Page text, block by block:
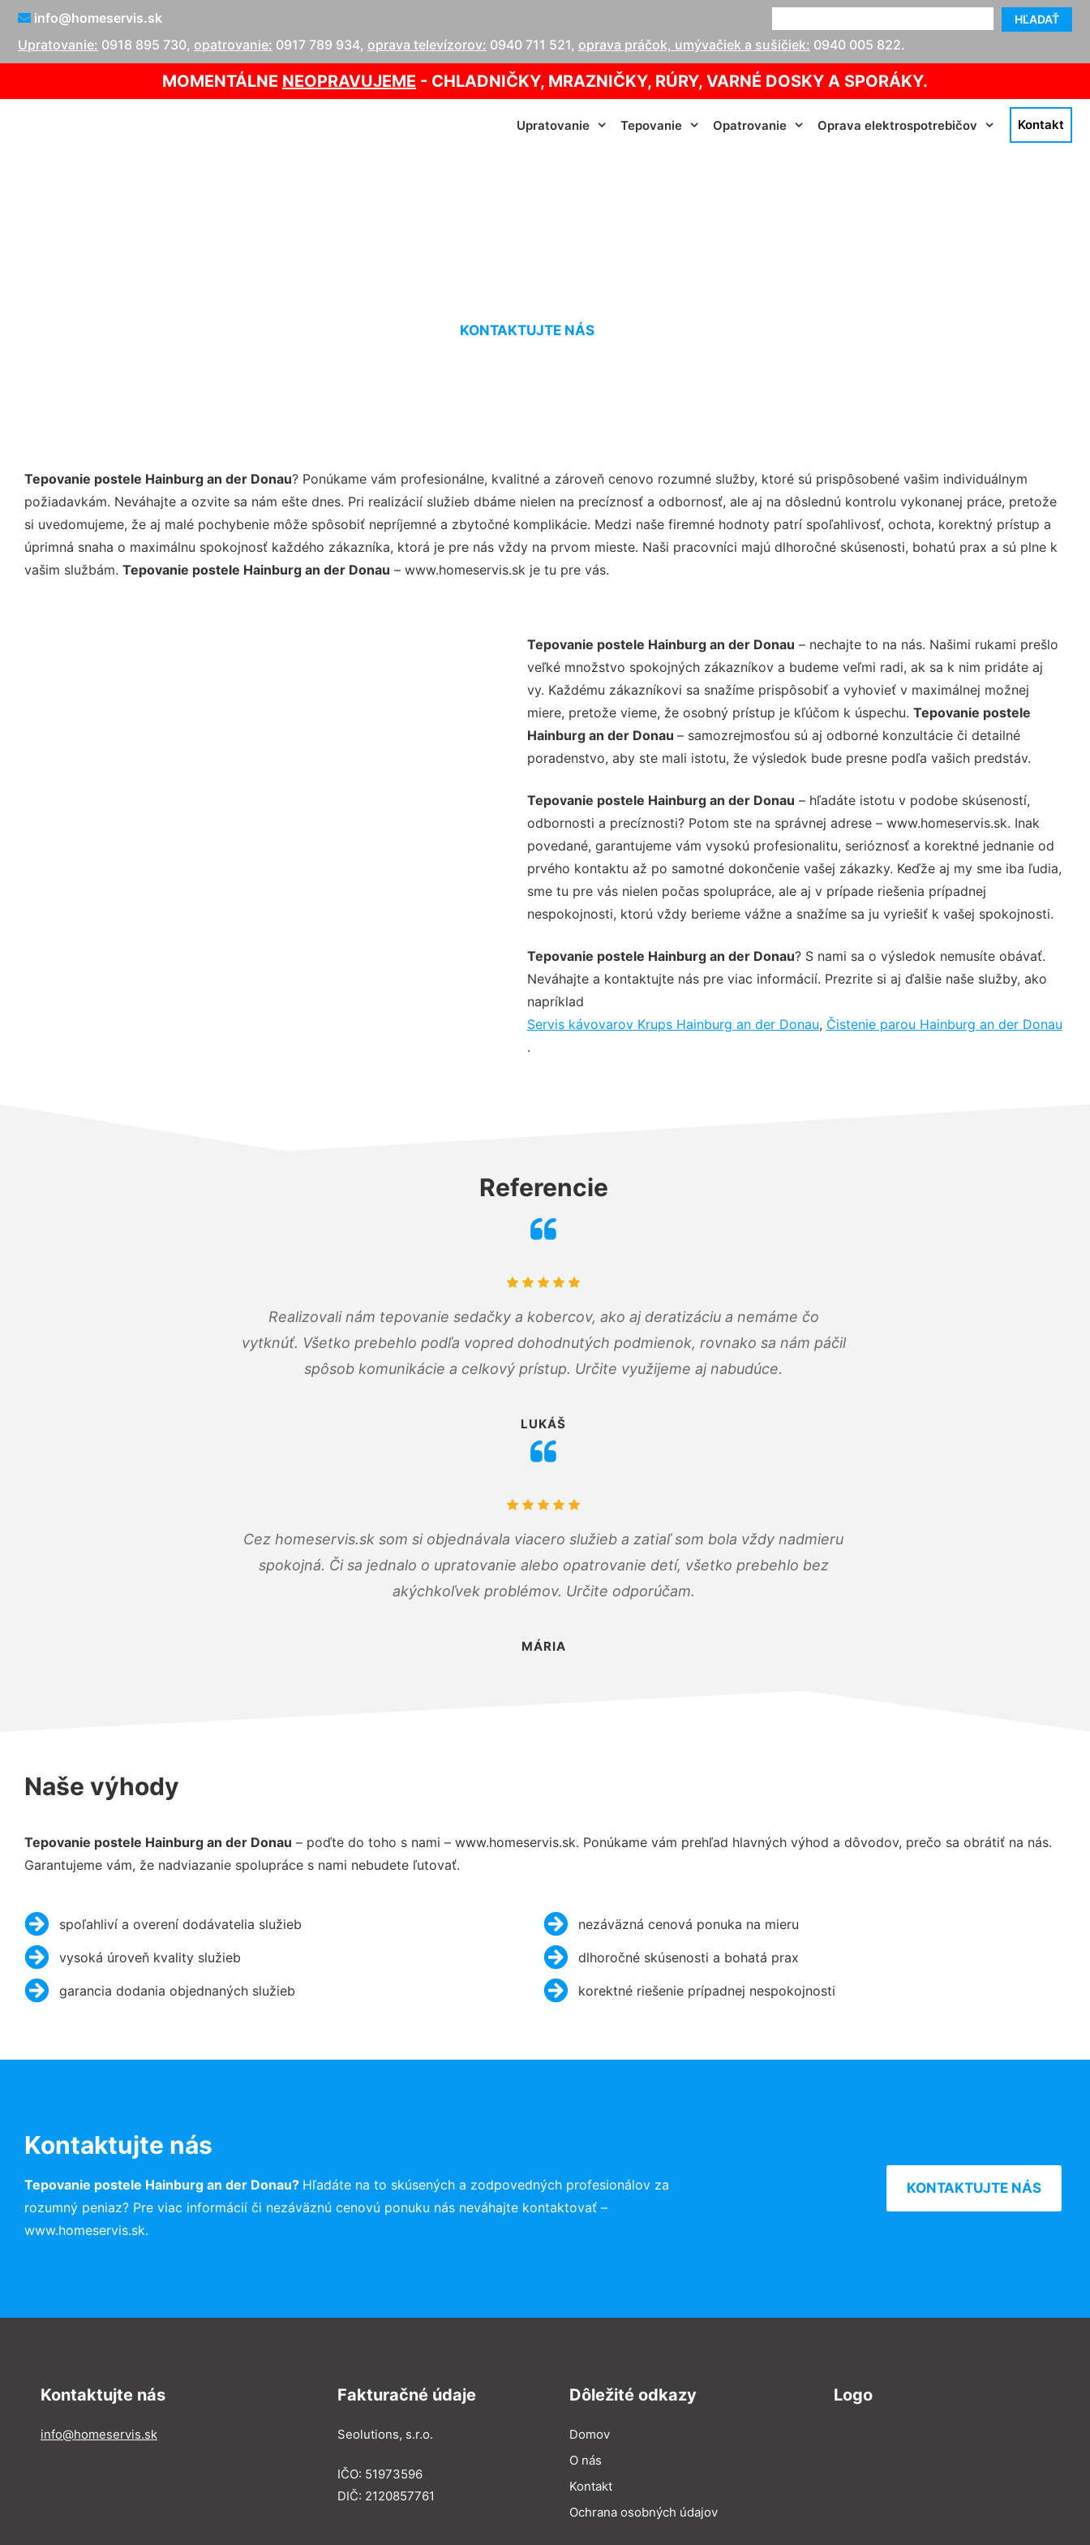
HĽADAŤ
info@homeservis.sk
Upratovanie: 0918 895 730, opatrovanie: 0917 789 934, oprava televízorov: 0940 711 521, oprava práčok, umývačiek a sušičiek: 0940 005 822.
MOMENTÁLNE NEOPRAVUJEME - CHLADNIČKY, MRAZNIČKY, RÚRY, VARNÉ DOSKY A SPORÁKY.
Upratovanie Tepovanie Opatrovanie Oprava elektrospotrebičov Kontakt
KONTAKTUJTE NÁS
Tepovanie postele Hainburg an der Donau? Ponúkame vám profesionálne, kvalitné a zároveň cenovo rozumné služby, ktoré sú prispôsobené vašim individuálnym
požiadavkám. Neváhajte a ozvite sa nám ešte dnes. Pri realizácií služieb dbáme nielen na precíznosť a odbornosť, ale aj na dôslednú kontrolu vykonanej práce, pretože
si uvedomujeme, že aj malé pochybenie môže spôsobiť nepríjemné a zbytočné komplikácie. Medzi naše firemné hodnoty patrí spoľahlivosť, ochota, korektný prístup a
úprimná snaha o maximálnu spokojnosť každého zákazníka, ktorá je pre nás vždy na prvom mieste. Naši pracovníci majú dlhoročné skúsenosti, bohatú prax a sú plne k
vašim službám. Tepovanie postele Hainburg an der Donau – www.homeservis.sk je tu pre vás.
Tepovanie postele Hainburg an der Donau – nechajte to na nás. Našimi rukami prešlo
veľké množstvo spokojných zákazníkov a budeme veľmi radi, ak sa k nim pridáte aj
vy. Každému zákazníkovi sa snažíme prispôsobiť a vyhovieť v maximálnej možnej
miere, pretože vieme, že osobný prístup je kľúčom k úspechu. Tepovanie postele
Hainburg an der Donau – samozrejmosťou sú aj odborné konzultácie či detailné
poradenstvo, aby ste mali istotu, že výsledok bude presne podľa vašich predstáv.
Tepovanie postele Hainburg an der Donau – hľadáte istotu v podobe skúseností,
odbornosti a precíznosti? Potom ste na správnej adrese – www.homeservis.sk. Inak
povedané, garantujeme vám vysokú profesionalitu, serióznosť a korektné jednanie od
prvého kontaktu až po samotné dokončenie vašej zákazky. Keďže aj my sme iba ľudia,
sme tu pre vás nielen počas spolupráce, ale aj v prípade riešenia prípadnej
nespokojnosti, ktorú vždy berieme vážne a snažíme sa ju vyriešiť k vašej spokojnosti.
Tepovanie postele Hainburg an der Donau? S nami sa o výsledok nemusíte obávať.
Neváhajte a kontaktujte nás pre viac informácií. Prezrite si aj ďalšie naše služby, ako
napríklad
Servis kávovarov Krups Hainburg an der Donau, Čistenie parou Hainburg an der Donau
.
Referencie
Realizovali nám tepovanie sedačky a kobercov, ako aj deratizáciu a nemáme čo
vytknúť. Všetko prebehlo podľa vopred dohodnutých podmienok, rovnako sa nám páčil
spôsob komunikácie a celkový prístup. Určite využijeme aj nabudúce.
LUKÁŠ
Cez homeservis.sk som si objednávala viacero služieb a zatiaľ som bola vždy nadmieru
spokojná. Či sa jednalo o upratovanie alebo opatrovanie detí, všetko prebehlo bez
akýchkoľvek problémov. Určite odporúčam.
MÁRIA
Naše výhody
Tepovanie postele Hainburg an der Donau – poďte do toho s nami – www.homeservis.sk. Ponúkame vám prehľad hlavných výhod a dôvodov, prečo sa obrátiť na nás.
Garantujeme vám, že nadviazanie spolupráce s nami nebudete ľutovať.
spoľahliví a overení dodávatelia služieb
vysoká úroveň kvality služieb
garancia dodania objednaných služieb
nezáväzná cenová ponuka na mieru
dlhoročné skúsenosti a bohatá prax
korektné riešenie prípadnej nespokojnosti
Kontaktujte nás
Tepovanie postele Hainburg an der Donau? Hľadáte na to skúsených a zodpovedných profesionálov za
rozumný peniaz? Pre viac informácií či nezáväznú cenovú ponuku nás neváhajte kontaktovať –
www.homeservis.sk.
KONTAKTUJTE NÁS
Kontaktujte nás
info@homeservis.sk
Fakturačné údaje
Seolutions, s.r.o.
IČO: 51973596
DIČ: 2120857761
Dôležité odkazy
Domov
O nás
Kontakt
Ochrana osobných údajov
Logo